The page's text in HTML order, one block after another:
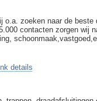
o.a. zoeken naar de
contacten zorgen wij
details